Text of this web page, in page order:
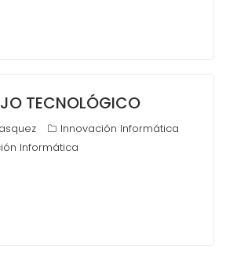
TECNOLÓGICO
Innovación Informática
Informática